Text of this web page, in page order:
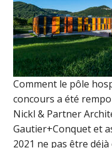
Comment le pôle
concours a été
Nickl & Partner
Gautier+Conquet et
2021 ne pas être